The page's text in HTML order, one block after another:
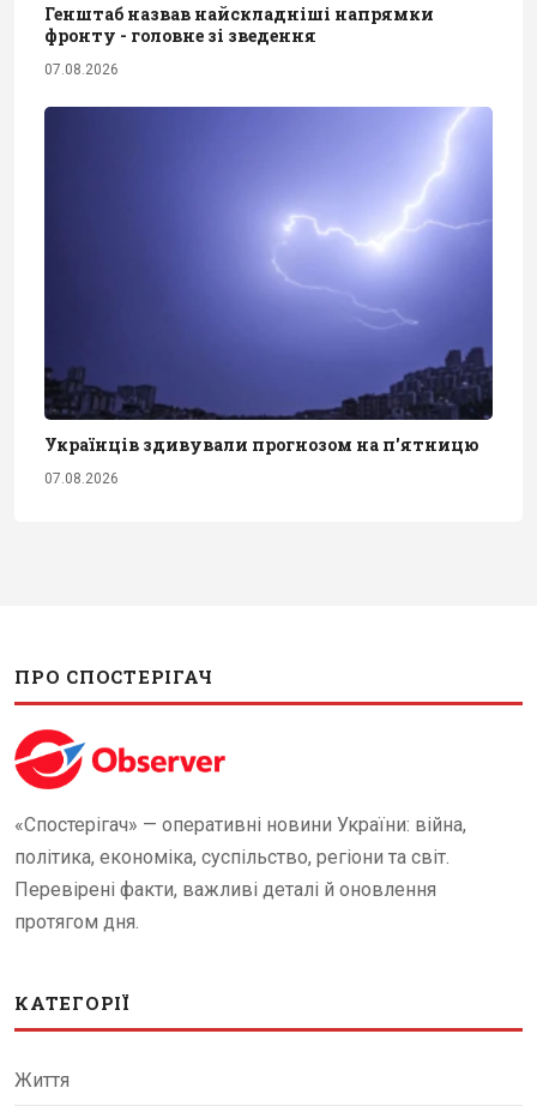
Генштаб назвав найскладніші напрямки
фронту - головне зі зведення
07.08.2026
Українців здивували прогнозом на п'ятницю
07.08.2026
ПРО СПОСТЕРІГАЧ
«Спостерігач» — оперативні новини України: війна,
політика, економіка, суспільство, регіони та світ.
Перевірені факти, важливі деталі й оновлення
протягом дня.
КАТЕГОРІЇ
Життя